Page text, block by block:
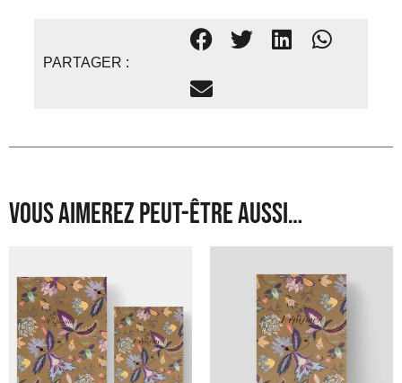
PARTAGER :
Vous aimerez peut-être aussi…